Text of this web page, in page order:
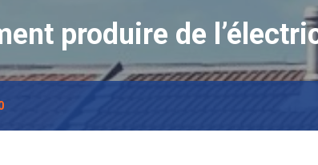
produire de